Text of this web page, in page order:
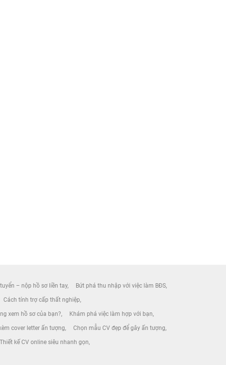
– nộp hồ sơ liền tay Bứt phá thu nhập với việc làm BĐS
Cách tính trợ cấp thất nghiệp
xem hồ sơ của bạn? Khám phá việc làm hợp với bạn
cover letter ấn tượng Chọn mẫu CV đẹp để gây ấn tượng
Thiết kế CV online siêu nhanh gọn